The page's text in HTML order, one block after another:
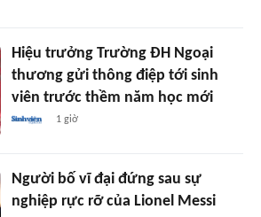
Hiệu trưởng Trường ĐH Ngoại
thương gửi thông điệp tới sinh
viên trước thềm năm học mới
1 giờ
Người bố vĩ đại đứng sau sự
nghiệp rực rỡ của Lionel Messi